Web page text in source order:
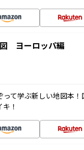
ヨーロッパ編
て学ぶ新しい地図本
！